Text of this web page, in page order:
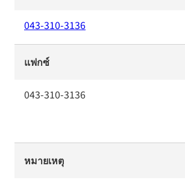
043-310-3136
แฟกซ์
043-310-3136
หมายเหตุ